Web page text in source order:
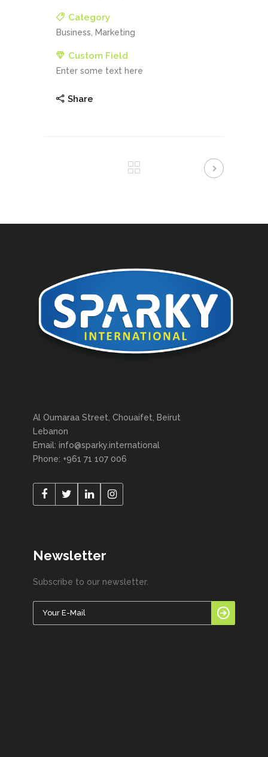
Category
Business, Marketing
Custom Field
Enter some text here
Share
Al Oumaraa Street, Chouaifet, Beirut
Lebanon
Email: info@sparky.international
Phone: +961 71 107 006
Newsletter
Subscribe to our newsletter.